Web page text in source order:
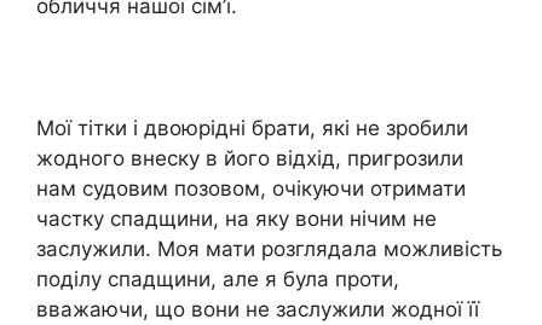
обличчя нашої сім’ї.
Мої тітки і двоюрідні брати, які не зробили
жодного внеску в його відхід, пригрозили
нам судовим позовом, очікуючи отримати
частку спадщини, на яку вони нічим не
заслужили. Моя мати розглядала можливість
поділу спадщини, але я була проти,
вважаючи, що вони не заслужили жодної її